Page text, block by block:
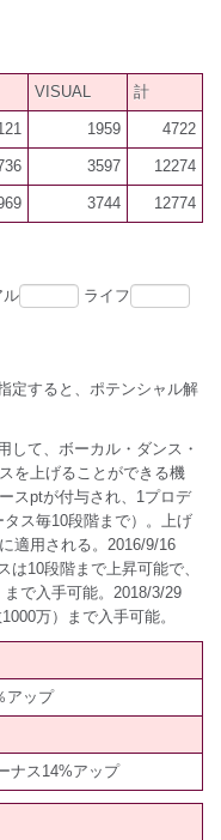
VISUAL 計
1959 4722
3597 12274
3744 12774
ル ライフ
定すると、ポテンシャル解
て、ボーカル・ダンス・
を上げることができる機
スptが付与され、1プロデ
ス毎10段階まで）。上げ
適用される。2016/9/16
は10段階まで上昇可能で、
で入手可能。2018/3/29
万）まで入手可能。
アップ
ナス14%アップ